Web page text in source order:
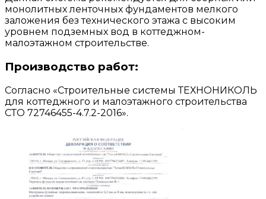
монолитных ленточных фундаментов мелкого
заложения без технического этажа c высоким
уровнем подземных вод в коттеджном-
малоэтажном строительстве.
Производство работ:
Согласно «Строительные системы ТЕХНОНИКОЛЬ
для коттеджного и малоэтажного строительства
СТО 72746455-4.7.2-2016».